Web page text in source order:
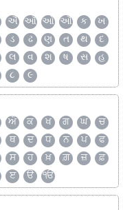
ઐ ઑ ઓ ઔ ક
ખ
ડ ઢ ણ ત થ
દ
લ વ શ ષ સ
હ
૮ ૯
ਔ ਕ ਖ ਗ ਘ
ਚ
ਥ ਦ ਧ ਨ ਪ
ਫ
ਸ ਹ ਖ਼ ਗ਼ ਜ਼
ਫ਼
ੲ ੳ ੴ